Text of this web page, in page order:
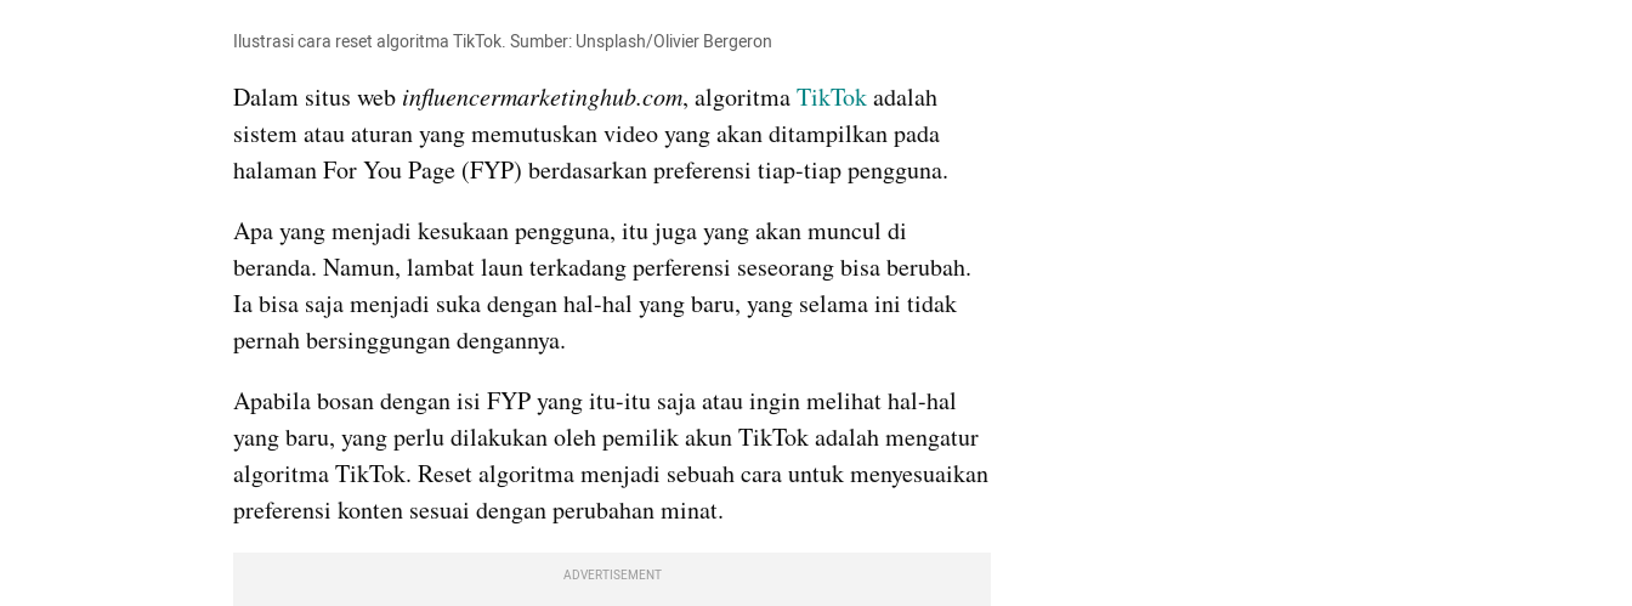
Ilustrasi cara reset algoritma TikTok. Sumber: Unsplash/Olivier Bergeron
Dalam situs web influencermarketinghub.com, algoritma TikTok adalah
sistem atau aturan yang memutuskan video yang akan ditampilkan pada
halaman For You Page (FYP) berdasarkan preferensi tiap-tiap pengguna.
Apa yang menjadi kesukaan pengguna, itu juga yang akan muncul di
beranda. Namun, lambat laun terkadang perferensi seseorang bisa berubah.
Ia bisa saja menjadi suka dengan hal-hal yang baru, yang selama ini tidak
pernah bersinggungan dengannya.
Apabila bosan dengan isi FYP yang itu-itu saja atau ingin melihat hal-hal
yang baru, yang perlu dilakukan oleh pemilik akun TikTok adalah mengatur
algoritma TikTok. Reset algoritma menjadi sebuah cara untuk menyesuaikan
preferensi konten sesuai dengan perubahan minat.
ADVERTISEMENT